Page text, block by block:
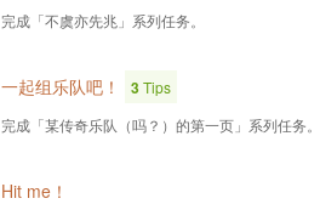
完成「不虞亦先兆」系列任务。
一起组乐队吧！ 3Tips
完成「某传奇乐队（吗？）的第一页」系列任务。
Hit me！